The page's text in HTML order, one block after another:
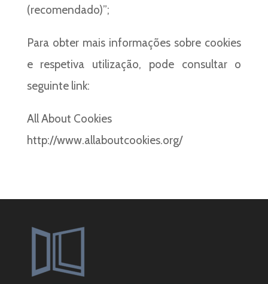
(recomendado)”;
Para obter mais informações sobre cookies
e respetiva utilização, pode consultar o
seguinte link:
All About Cookies
http://www.allaboutcookies.org/